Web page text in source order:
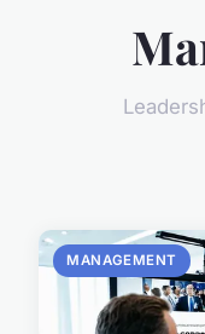
MANAGEMENT